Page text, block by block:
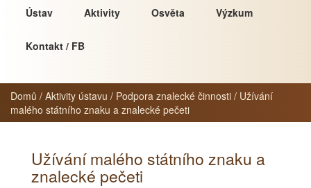
Ústav Aktivity Osvěta Výzkum
Kontakt / FB
Domů / Aktivity ústavu / Podpora znalecké činnosti / Užívání
malého státního znaku a znalecké pečeti
Užívání malého státního znaku a
znalecké pečeti